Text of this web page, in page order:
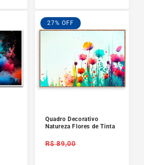
27% OFF
Quadro Decorativo
Natureza Flores de Tinta
Preço
normal
R$ 89,00